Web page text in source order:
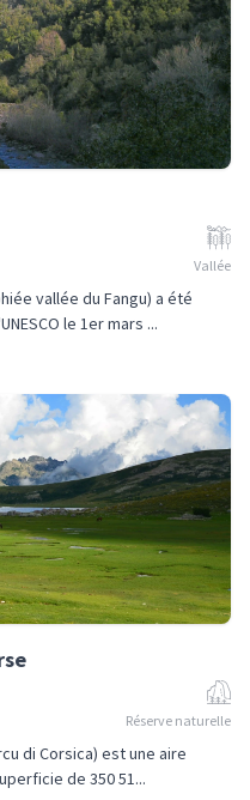
Vallée
vallée du Fangu) a été
le 1er mars ...
Réserve naturelle
di Corsica) est une aire
de 350 51...